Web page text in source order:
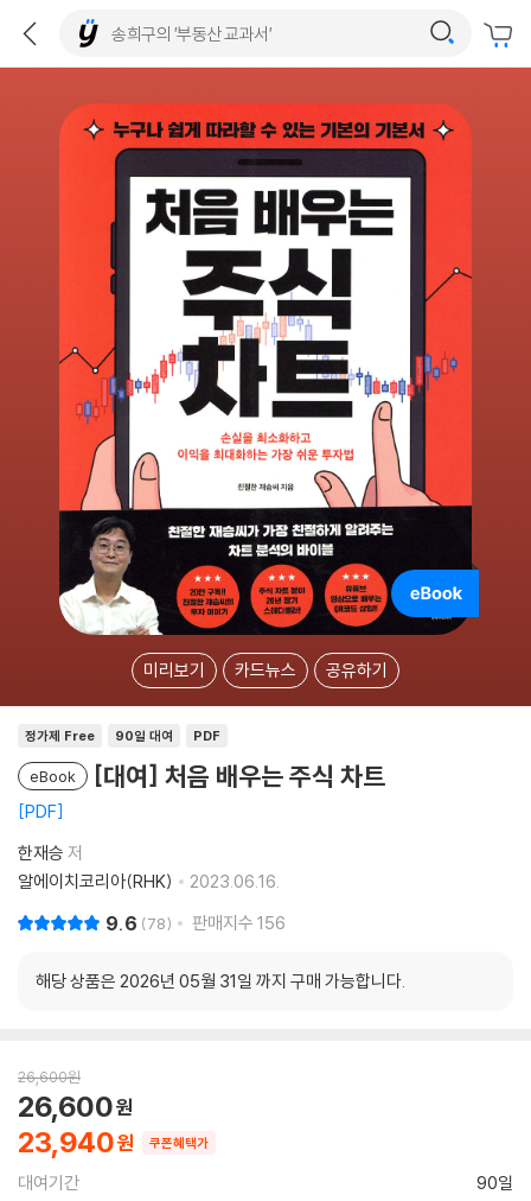
미리보기 카드뉴스 공유하기
정가제 Free 90일 대여 PDF
eBook [대여] 처음 배우는 주식 차트
PDF
한재승 저
알에이치코리아(RHK)
2023.06.16.
9.6 78 판매지수 156
해당 상품은 2026년 05월 31일 까지 구매 가능합니다.
26,600원
23,940
26,600
쿠폰혜택가
대여기간 90일